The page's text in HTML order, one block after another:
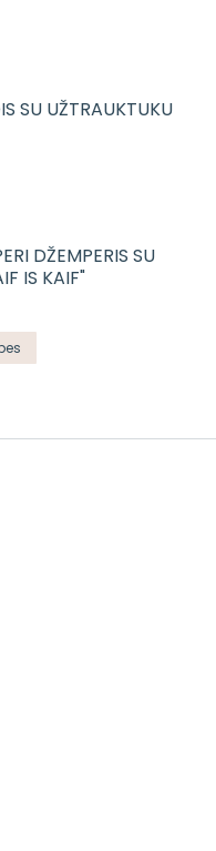
chosen
SU UŽTRAUKTUKU
DŽEMPERIS SU
IS KAIF"
product